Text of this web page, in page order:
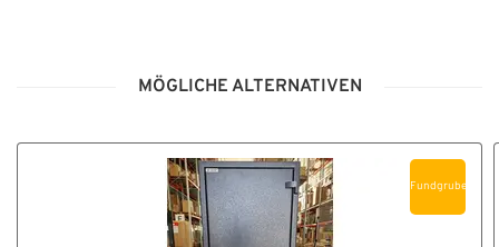
MÖGLICHE ALTERNATIVEN
Fundgrube